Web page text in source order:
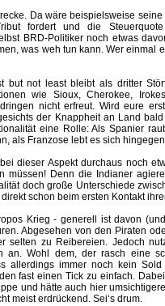
Da wäre beispielsweise
fordert und die
BRD-Politiker noch etwas
was weh tun kann. Wer einmal
but not least bleibt als dritter
wie Sioux, Cherokee,
nicht erfreut. Wird eure
der Knappheit an Land
eine Rolle: Als Spanier
als Franzose lebt es sich
dieser Aspekt durchaus noch
müssen! Denn die Indianer
doch große Unterschiede
schon beim ersten Kontakt
Krieg - generell ist davon
Abgesehen von den Piraten
selten zu Reibereien. Jedoch
an. Wohl dem, der rasch eine
allerdings immer noch kein
fast einen Tick zu einfach.
und hätte auch hier
meist erdrückend. Sei‘s drum.